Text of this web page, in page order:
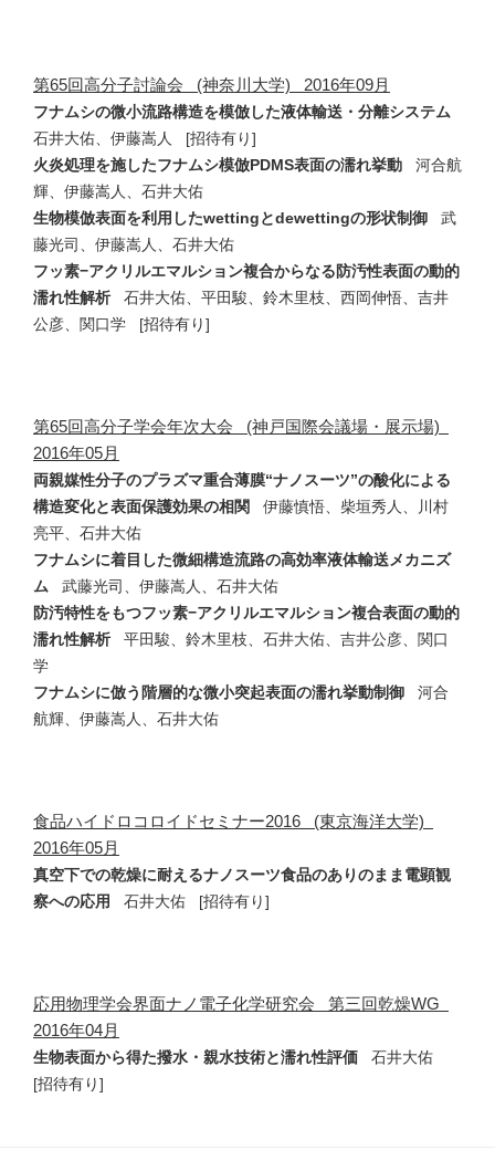
第65回高分子討論会 (神奈川大学) 2016年09月
フナムシの微小流路構造を模倣した液体輸送・分離システム
石井大佑、伊藤嵩人 [招待有り]
火炎処理を施したフナムシ模倣PDMS表面の濡れ挙動 河合航
輝、伊藤嵩人、石井大佑
生物模倣表面を利用したwettingとdewettingの形状制御 武
藤光司、伊藤嵩人、石井大佑
フッ素−アクリルエマルション複合からなる防汚性表面の動的
濡れ性解析 石井大佑、平田駿、鈴木里枝、西岡伸悟、吉井
公彦、関口学 [招待有り]
第65回高分子学会年次大会 (神戸国際会議場・展示場)
2016年05月
両親媒性分子のプラズマ重合薄膜“ナノスーツ”の酸化による
構造変化と表面保護効果の相関 伊藤慎悟、柴垣秀人、川村
亮平、石井大佑
フナムシに着目した微細構造流路の高効率液体輸送メカニズ
ム 武藤光司、伊藤嵩人、石井大佑
防汚特性をもつフッ素−アクリルエマルション複合表面の動的
濡れ性解析 平田駿、鈴木里枝、石井大佑、吉井公彦、関口
学
フナムシに倣う階層的な微小突起表面の濡れ挙動制御 河合
航輝、伊藤嵩人、石井大佑
食品ハイドロコロイドセミナー2016 (東京海洋大学)
2016年05月
真空下での乾燥に耐えるナノスーツ食品のありのまま電顕観
察への応用
石井大佑 [招待有り]
応用物理学会界面ナノ電子化学研究会 第三回乾燥WG
2016年04月
生物表面から得た撥水・親水技術と濡れ性評価 石井大佑
[招待有り]